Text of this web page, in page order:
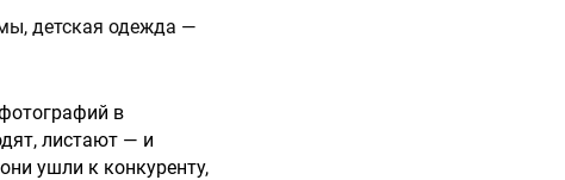
детская одежда —
в
листают — и
ушли к конкуренту,